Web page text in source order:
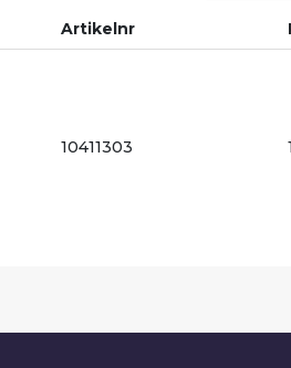
Artikelnr
10411303